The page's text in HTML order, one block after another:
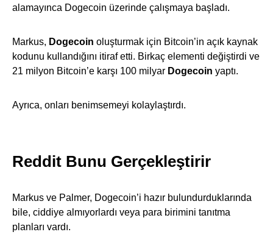
alamayınca Dogecoin üzerinde çalışmaya başladı.
Markus, Dogecoin oluşturmak için Bitcoin’in açık kaynak
kodunu kullandığını itiraf etti. Birkaç elementi değiştirdi ve
21 milyon Bitcoin’e karşı 100 milyar Dogecoin yaptı.
Ayrıca, onları benimsemeyi kolaylaştırdı.
Reddit Bunu Gerçekleştirir
Markus ve Palmer, Dogecoin’i hazır bulundurduklarında
bile, ciddiye almıyorlardı veya para birimini tanıtma
planları vardı.